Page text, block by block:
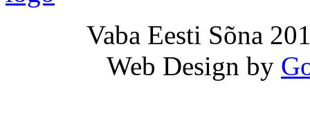
Vaba Eesti Sõna
Web Design by